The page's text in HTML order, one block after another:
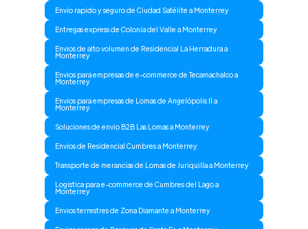
Envio rapido y seguro de Ciudad Satélite a Monterrey
Entregas express de Colonia del Valle a Monterrey
Envios de alto volumen de Residencial La Herradura a
Monterrey
Envios para empresas de e-commerce de Tecamachalco a
Monterrey
Envios para empresas de Lomas de Angelópolis II a
Monterrey
Soluciones de envio B2B Las Lomas a Monterrey
Envios de Residencial Cumbres a Monterrey
Transporte de merancias de Lomas de Juriquilla a Monterrey
Logistica para e-commerce de Cumbres del Lago a
Monterrey
Envios terrestres de Zona Diamante a Monterrey